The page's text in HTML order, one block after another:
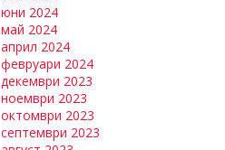
юни 2024
май 2024
април 2024
февруари 2024
декември 2023
ноември 2023
октомври 2023
септември 2023